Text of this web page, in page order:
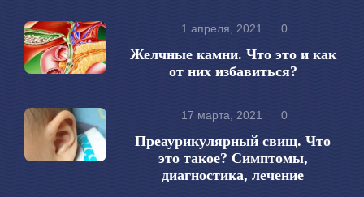
1 апреля, 2021 0
Желчные камни. Что это и как
от них избавиться?
17 марта, 2021 0
Преаурикулярный свищ. Что
это такое? Симптомы,
диагностика, лечение